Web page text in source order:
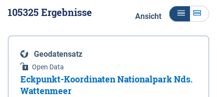
105325Ergebnisse Ansicht
Geodatensatz
Open Data
Eckpunkt-Koordinaten Nationalpark Nds.
Wattenmeer